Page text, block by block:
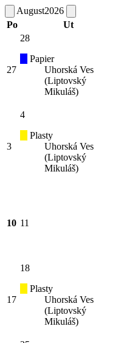
August2026
Po
Ut
27
28
Papier
Uhorská Ves
(Liptovský
Mikuláš)
3
4
Plasty
Uhorská Ves
(Liptovský
Mikuláš)
10 11
17
18
Plasty
Uhorská Ves
(Liptovský
Mikuláš)